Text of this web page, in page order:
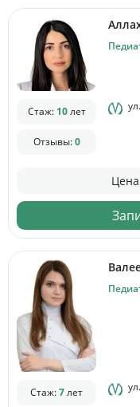
Стаж: 10лет
Отзывы:0
Стаж:7лет
+7